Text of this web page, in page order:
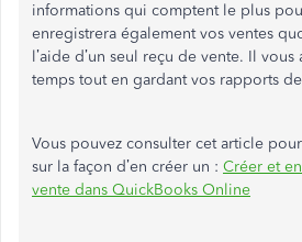
informations qui comptent le plus
enregistrera également vos ventes
l’aide d’un seul reçu de vente. Il
temps tout en gardant vos rapports
Vous pouvez consulter cet article
sur la façon d’en créer un : Créer et
vente dans QuickBooks Online